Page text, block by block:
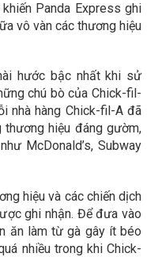
Panda Express ghi
vô vàn các thương hiệu
hước bậc nhất khi sử
chú bò của Chick-fil-
nhà hàng Chick-fil-A đã
hiệu đáng gườm,
McDonald’s, Subway
hiệu và các chiến dịch
ghi nhận. Để đưa vào
ăn làm từ gà gây ít béo
nhiều trong khi Chick-